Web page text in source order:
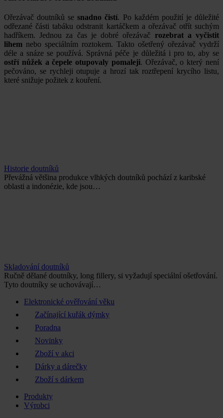
Ořezávač doutníků sesnadno čistí. Po každém použití je důležité
odřezané části tabáku odstranit kartáčkem a ořezávač otřít suchým
hadříkem. Jednou za čas je dobré ořezávač rozebrat a vyčistit
lihem nebo speciálním roztokem. Takto ošetřený ořezávač vydrží
déle a snáze se používá. Správná péče je důležitá i pro to, aby se
ostří nůžek a čepele otupovaly pomaleji. Ořezávač, o který není
pečováno, se rychleji otupuje a hrozí tak roztřepení krycího listu,
které snižuje požitek z kouření.
Historie doutníků
Převážná většina produkce vlhkých doutníků pochází z karibské
oblasti a indonézie, kde jsou…
Skladování doutníků
Ručně dělané doutníky, long fillery, si vyžadují speciální ošetřování.
Tyto doutníky se uchovávají…
Elektronické ověřování věku
Začínající kuřák dýmky
Poradna
Novinky
Zboží v akci
Dárky a dárečky
Zboží s dárkem
Produkty
Výrobci